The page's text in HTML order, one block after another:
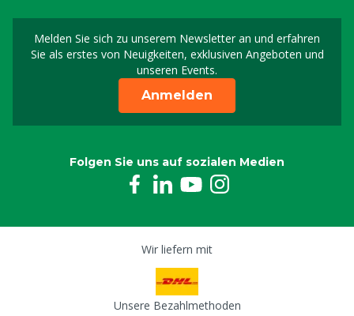
Melden Sie sich zu unserem Newsletter an und erfahren
Sie als erstes von Neuigkeiten, exklusiven Angeboten und
unseren Events.
Melden Sie sich für
Anmelden
Folgen Sie uns auf sozialen Medien
Wir liefern mit
Unsere Bezahlmethoden